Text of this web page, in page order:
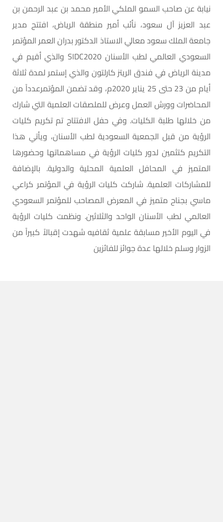
نيابة عن صاحب السمو الملكي الأمير محمد بن عبد الرحمن بن
عبد العزيز آل سعود، نأئب أمير منطقة الرياض، افتتح مدير
جامعة الملك سعود معالي الاستاذ الدكتور بدران العمر المؤتمر
السعودي العالمي لطب الأسنان SIDC2020 والذي أقيم في
مدينة الرياض في فندق الريتز كارلتون والذي إستمر لمدة ثلاثة
أيام من 23 حتى 25 يناير 2020م، وقد تضمن المؤتمرعدداً من
المحاضرات وورش العمل وعرض للملصقات العلمية التي شارك
من خلالها طلبة الكليات. وفي حفل الافتتاح تم تكريم كليات
الرؤية من قبل الجمعية السعودية لطب الأسنان، ويأتي هذا
التكريم كتثمين لدور كليات الرؤية في مساهماتها وحضورها
المتميز في المحافل العلمية المحلية والدولية. بالإضافة
للمشاركات العلمية. شاركت كليات الرؤية في المؤتمر كراعي
ماسي بجناح متميز في المعرض المصاحب للمؤتمر السعودي
العالمي لطب الأسنان الواحد والثلاثين. ونظمت كليات الرؤية
في اليوم الأخير مسابقة علمية ثقافيه شهدت إقبالاً كبيراً من
الزوار وسلم خلالها عدة جوائز للفائزين